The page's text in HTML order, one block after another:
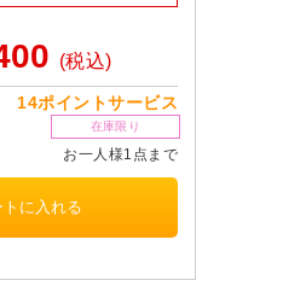
(税込)
14ポイントサービス
在庫限り
お一人様1点まで